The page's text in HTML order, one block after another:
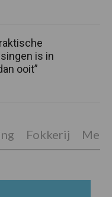
is in
ooit”
Fokkerij